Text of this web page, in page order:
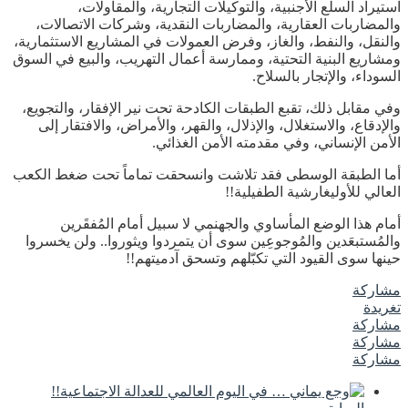
استيراد السلع الأجنبية، والتوكيلات التجارية، والمقاولات،
والمضاربات العقارية، والمضاربات النقدية، وشركات الاتصالات،
والنقل، والنفط، والغاز، وفرض العمولات في المشاريع الاستثمارية،
ومشاريع البنية التحتية، وممارسة أعمال التهريب، والبيع في السوق
السوداء، والإتجار بالسلاح.
وفي مقابل ذلك، تقبع الطبقات الكادحة تحت نير الإفقار، والتجويع،
والإدقاع، والاستغلال، والإذلال، والقهر، والأمراض، والافتقار إلى
الأمن الإنساني، وفي مقدمته الأمن الغذائي.
أما الطبقة الوسطى فقد تلاشت وانسحقت تماماً تحت ضغط الكعب
العالي للأوليغارشية الطفيلية!!
أمام هذا الوضع المأساوي والجهنمي لا سبيل أمام المُفقَرين
والمُستبعَدين والمُوجوعِين سوى أن يتمردوا ويثوروا.. ولن يخسروا
حينها سوى القيود التي تكبّلهم وتسحق آدميتهم!!
مشاركة
تغريدة
مشاركة
مشاركة
مشاركة